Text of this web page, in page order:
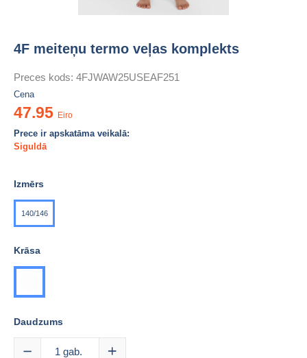
4F meiteņu termo veļas komplekts
Preces kods: 4FJWAW25USEAF251
Cena
47.95 Eiro
Prece ir apskatāma veikalā:
Siguldā
Izmērs
140/146
Krāsa
Daudzums
1 gab.